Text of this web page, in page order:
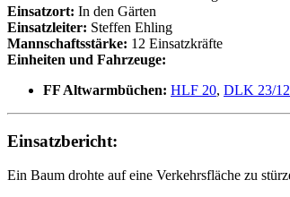
Einsatzort: In den Gärten
Einsatzleiter: Steffen Ehling
Mannschaftsstärke: 12 Einsatzkräfte
Einheiten und Fahrzeuge:
FF Altwarmbüchen: HLF 20, DLK 23/12
Einsatzbericht:
Ein Baum drohte auf eine Verkehrsfläche zu